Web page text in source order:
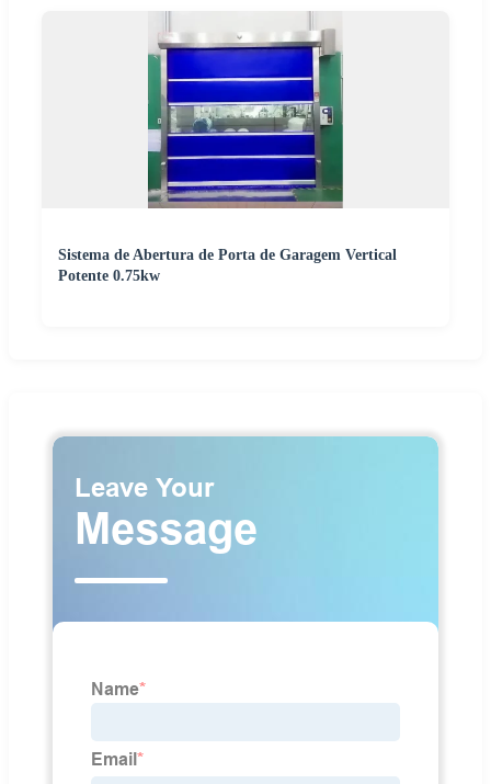
Sistema de Abertura de Porta de Garagem Vertical
Potente 0.75kw